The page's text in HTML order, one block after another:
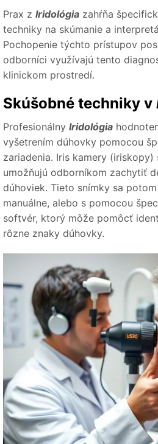
Prax z Iridológia zahŕňa
techniky na skúmanie a
Pochopenie týchto prístupov
odborníci využívajú tento
klinickom prostredí.
Skúšobné techniky v
Profesionálny Iridológia
vyšetrením dúhovky pomocou
zariadenia. Iris kamery
umožňujú odborníkom zachytiť
dúhoviek. Tieto snímky sa
manuálne, alebo s pomocou
softvér, ktorý môže pomôcť
rôzne znaky dúhovky.